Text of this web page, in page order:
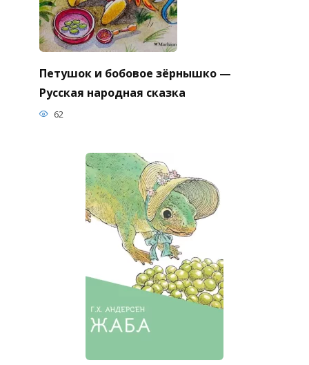
Петушок и бобовое зёрнышко —
Русская народная сказка
62